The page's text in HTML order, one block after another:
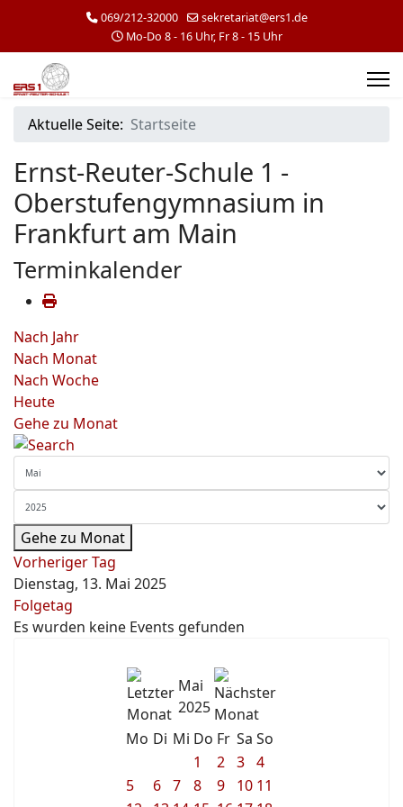
069/212-32000
sekretariat@ers1.de
Mo-Do 8 - 16 Uhr, Fr 8 - 15 Uhr
Aktuelle Seite: Startseite
Ernst-Reuter-Schule 1 -
Oberstufengymnasium in
Frankfurt am Main
Terminkalender
Nach Jahr
Nach Monat
Nach Woche
Heute
Gehe zu Monat
Gehe zu Monat
Vorheriger Tag
Dienstag, 13. Mai 2025
Folgetag
Es wurden keine Events gefunden
Mai
2025
Mo Di Mi Do Fr Sa So
1
2 3 4
5
6 7 8 9 10 11